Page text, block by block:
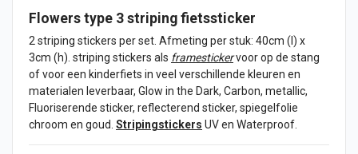
Flowers type 3 striping fietssticker
2 striping stickers per set. Afmeting per stuk: 40cm (l) x
3cm (h). striping stickers als framestickervoor op de stang
of voor een kinderfiets in veel verschillende kleuren en
materialen leverbaar, Glow in the Dark, Carbon, metallic,
Fluoriserende sticker, reflecterend sticker, spiegelfolie
chroom en goud. Stripingstickers UV en Waterproof.